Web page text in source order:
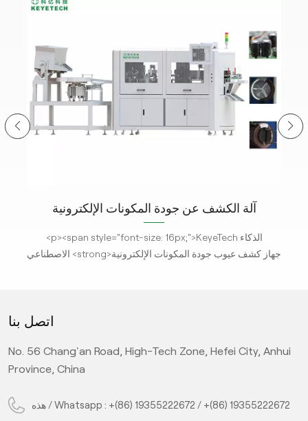
آلة الكشف عن جودة المكونات الإلكترونية
<p><span style="font-size: 16px;">KeyeTech الذكاء
الاصطناعي <strong>جهاز كشف عيوب جودة المكونات الإلكترونية
خوارزمية التعلم العميق للذكاء الاصطناعي، يقوم النظام بفحص
وضمان معدل تأهيل المنتج، ويستخدم على نطاق واسع في
<strong>فحص جودة المكونات الإلكترونية </strong>مجال.
اتصل بنا
No. 56 Chang'an Road, High-Tech Zone, Hefei City, Anhui
Province, China
هذه / Whatsapp : +(86) 19355222672 / +(86) 19355222672